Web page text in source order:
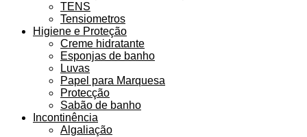
TENS
Tensiometros
Higiene e Proteção
Creme hidratante
Esponjas de banho
Luvas
Papel para Marquesa
Protecção
Sabão de banho
Incontinência
Algaliação